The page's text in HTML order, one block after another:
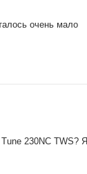
очень мало
230NC TWS? Я